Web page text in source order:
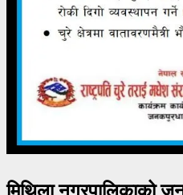
मिथिला